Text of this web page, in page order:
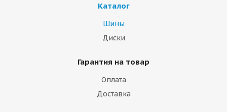
Каталог
Шины
Диски
Гарантия на товар
Оплата
Доставка